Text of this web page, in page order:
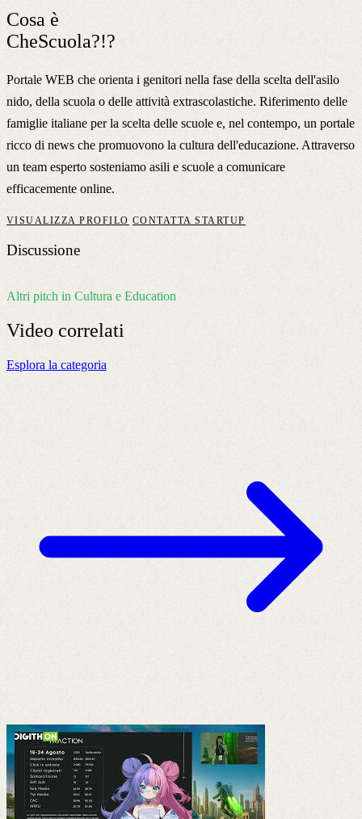
Cosa è
CheScuola?!?
Portale WEB che orienta i genitori nella fase della scelta dell'asilo
nido, della scuola o delle attività extrascolastiche. Riferimento delle
famiglie italiane per la scelta delle scuole e, nel contempo, un portale
ricco di news che promuovono la cultura dell'educazione. Attraverso
un team esperto sosteniamo asili e scuole a comunicare
efficacemente online.
VISUALIZZA PROFILO CONTATTA STARTUP
Discussione
Altri pitch in Cultura e Education
Video correlati
Esplora la categoria